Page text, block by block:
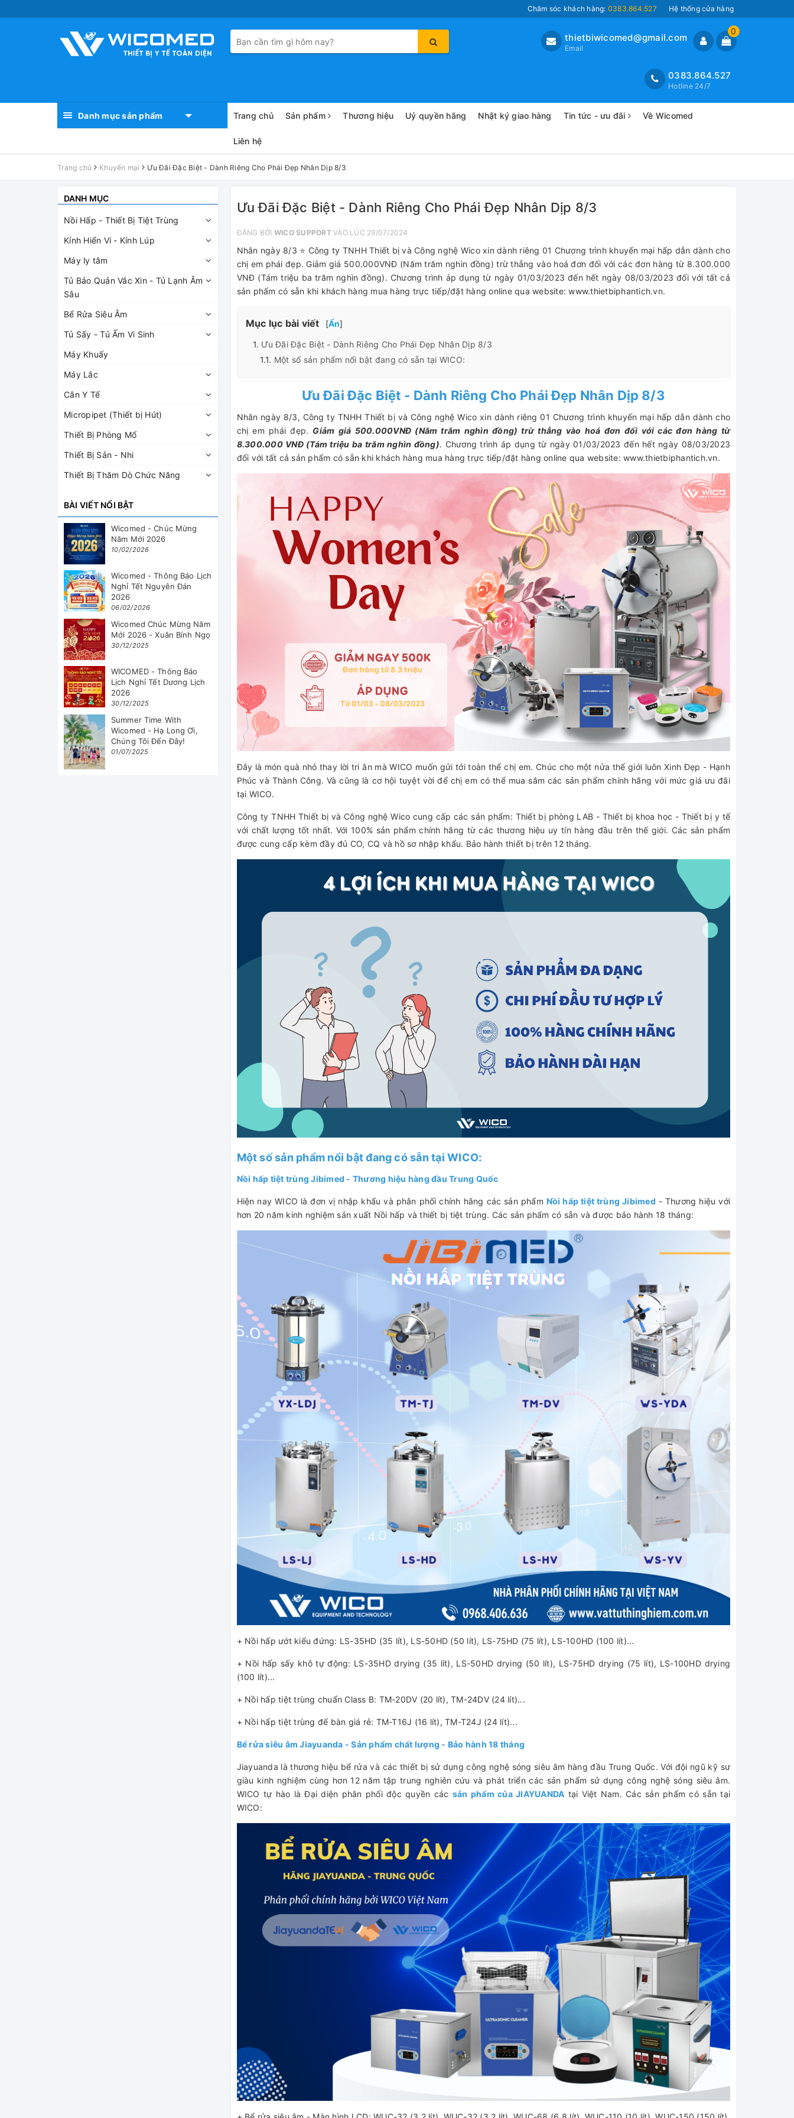
Chăm sóc khách hàng: 0383.864.527 Hệ thống cửa hàng
0
thietbiwicomed@gmail.com
Email
0383.864.527
Hotline 24/7
Danh mục sản phẩm Trang chủ Sản phẩm Thương hiệu Uỷ quyền hãng Nhật ký giao hàng Tin tức - ưu đãi Về Wicomed
Liên hệ
Trang chủ Khuyến mại Ưu Đãi Đặc Biệt - Dành Riêng Cho Phái Đẹp Nhân Dịp 8/3
Ưu Đãi Đặc Biệt - Dành Riêng Cho Phái Đẹp Nhân Dịp 8/3
ĐĂNG BỞI WICO SUPPORTVÀO LÚC 29/07/2024
Nhân ngày 8/3 ⭐ Công ty TNHH Thiết bị và Công nghệ Wico xin dành riêng 01 Chương trình khuyến mại hấp dẫn dành cho
chị em phái đẹp. Giảm giá 500.000VNĐ (Năm trăm nghìn đồng) trừ thẳng vào hoá đơn đối với các đơn hàng từ 8.300.000
VNĐ (Tám triệu ba trăm nghìn đồng). Chương trình áp dụng từ ngày 01/03/2023 đến hết ngày 08/03/2023 đối với tất cả
sản phẩm có sẵn khi khách hàng mua hàng trực tiếp/đặt hàng online qua website: www.thietbiphantich.vn.
Mục lục bài viết [Ẩn]
Ưu Đãi Đặc Biệt - Dành Riêng Cho Phái Đẹp Nhân Dịp 8/3
Một số sản phẩm nổi bật đang có sẵn tại WICO:
Ưu Đãi Đặc Biệt - Dành Riêng Cho Phái Đẹp Nhân Dịp 8/3
Nhân ngày 8/3, Công ty TNHH Thiết bị và Công nghệ Wico xin dành riêng 01 Chương trình khuyến mại hấp dẫn dành cho
chị em phái đẹp. Giảm giá 500.000VNĐ (Năm trăm nghìn đồng) trừ thẳng vào hoá đơn đối với các đơn hàng từ
8.300.000 VNĐ (Tám triệu ba trăm nghìn đồng). Chương trình áp dụng từ ngày 01/03/2023 đến hết ngày 08/03/2023
đối với tất cả sản phẩm có sẵn khi khách hàng mua hàng trực tiếp/đặt hàng online qua website: www.thietbiphantich.vn.
Đây là món quà nhỏ thay lời tri ân mà WICO muốn gửi tới toàn thể chị em. Chúc cho một nửa thế giới luôn Xinh Đẹp - Hạnh
Phúc và Thành Công. Và cũng là cơ hội tuyệt vời để chị em có thể mua sắm các sản phẩm chính hãng với mức giá ưu đãi
tại WICO.
Công ty TNHH Thiết bị và Công nghệ Wico cung cấp các sản phẩm: Thiết bị phòng LAB - Thiết bị khoa học - Thiết bị y tế
với chất lượng tốt nhất. Với 100% sản phẩm chính hãng từ các thương hiệu uy tín hàng đầu trên thế giới. Các sản phẩm
được cung cấp kèm đầy đủ CO, CQ và hồ sơ nhập khẩu. Bảo hành thiết bị trên 12 tháng.
Một số sản phẩm nổi bật đang có sẵn tại WICO:
Nồi hấp tiệt trùng Jibimed - Thương hiệu hàng đầu Trung Quốc
Hiện nay WICO là đơn vị nhập khẩu và phân phối chính hãng các sản phẩm Nồi hấp tiệt trùng Jibimed - Thương hiệu với
hơn 20 năm kinh nghiệm sản xuất Nồi hấp và thiết bị tiệt trùng. Các sản phẩm có sẵn và được bảo hành 18 tháng:
+ Nồi hấp ướt kiểu đứng: LS-35HD (35 lít), LS-50HD (50 lít), LS-75HD (75 lít), LS-100HD (100 lít)...
+ Nồi hấp sấy khô tự động: LS-35HD drying (35 lít), LS-50HD drying (50 lít), LS-75HD drying (75 lít), LS-100HD drying
(100 lít)...
+ Nồi hấp tiệt trùng chuẩn Class B: TM-20DV (20 lít), TM-24DV (24 lít)...
+ Nồi hấp tiệt trùng để bàn giá rẻ: TM-T16J (16 lít), TM-T24J (24 lít)...
Bể rửa siêu âm Jiayuanda - Sản phẩm chất lượng - Bảo hành 18 tháng
Jiayuanda là thương hiệu bể rửa và các thiết bị sử dụng công nghệ sóng siêu âm hàng đầu Trung Quốc. Với đội ngũ kỹ sư
giàu kinh nghiệm cùng hơn 12 năm tập trung nghiên cứu và phát triển các sản phẩm sử dụng công nghệ sóng siêu âm.
WICO tự hào là Đại diện phân phối độc quyền các sản phẩm của JIAYUANDA tại Việt Nam. Các sản phẩm có sẵn tại
WICO:
DANH MỤC
Nồi Hấp - Thiết Bị Tiệt Trùng
Kính Hiển Vi - Kính Lúp
Máy ly tâm
Tủ Bảo Quản Vắc Xin - Tủ Lạnh Âm
Sâu
Bể Rửa Siêu Âm
Tủ Sấy - Tủ Ấm Vi Sinh
Máy Khuấy
Máy Lắc
Cân Y Tế
Micropipet (Thiết bị Hút)
Thiết Bị Phòng Mổ
Thiết Bị Sản - Nhi
Thiết Bị Thăm Dò Chức Năng
BÀI VIẾT NỔI BẬT
Wicomed - Chúc Mừng
Năm Mới 2026
10/02/2026
Wicomed - Thông Báo Lịch
Nghỉ Tết Nguyên Đán
2026
06/02/2026
Wicomed Chúc Mừng Năm
Mới 2026 - Xuân Bính Ngọ
30/12/2025
WICOMED - Thông Báo
Lịch Nghỉ Tết Dương Lịch
2026
30/12/2025
Summer Time With
Wicomed - Hạ Long Ơi,
Chúng Tôi Đến Đây!
01/07/2025